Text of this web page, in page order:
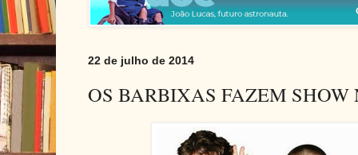
22 de julho de 2014
OS BARBIXAS FAZEM